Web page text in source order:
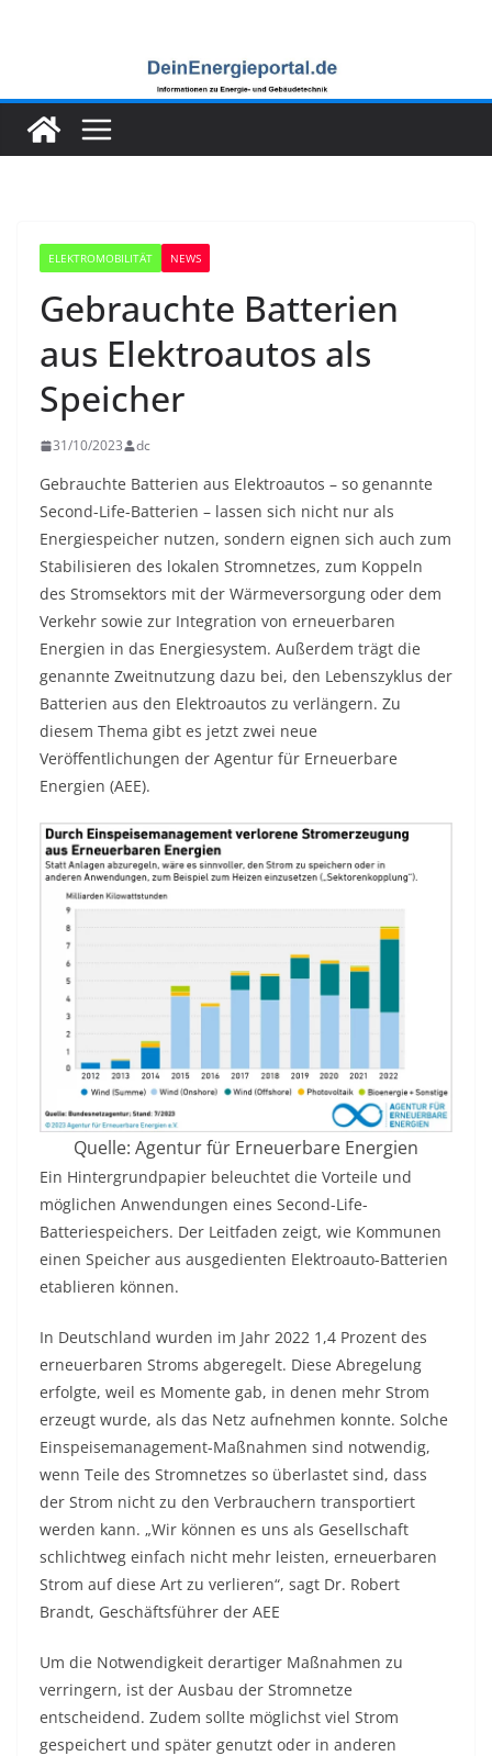
ELEKTROMOBILITÄT NEWS
Gebrauchte Batterien
aus Elektroautos als
Speicher
31/10/2023 dc
Gebrauchte Batterien aus Elektroautos – so genannte
Second-Life-Batterien – lassen sich nicht nur als
Energiespeicher nutzen, sondern eignen sich auch zum
Stabilisieren des lokalen Stromnetzes, zum Koppeln
des Stromsektors mit der Wärmeversorgung oder dem
Verkehr sowie zur Integration von erneuerbaren
Energien in das Energiesystem. Außerdem trägt die
genannte Zweitnutzung dazu bei, den Lebenszyklus der
Batterien aus den Elektroautos zu verlängern. Zu
diesem Thema gibt es jetzt zwei neue
Veröffentlichungen der Agentur für Erneuerbare
Energien (AEE).
Quelle: Agentur für Erneuerbare Energien
Ein Hintergrundpapier beleuchtet die Vorteile und
möglichen Anwendungen eines Second-Life-
Batteriespeichers. Der Leitfaden zeigt, wie Kommunen
einen Speicher aus ausgedienten Elektroauto-Batterien
etablieren können.
In Deutschland wurden im Jahr 2022 1,4 Prozent des
erneuerbaren Stroms abgeregelt. Diese Abregelung
erfolgte, weil es Momente gab, in denen mehr Strom
erzeugt wurde, als das Netz aufnehmen konnte. Solche
Einspeisemanagement-Maßnahmen sind notwendig,
wenn Teile des Stromnetzes so überlastet sind, dass
der Strom nicht zu den Verbrauchern transportiert
werden kann. „Wir können es uns als Gesellschaft
schlichtweg einfach nicht mehr leisten, erneuerbaren
Strom auf diese Art zu verlieren“, sagt Dr. Robert
Brandt, Geschäftsführer der AEE
Um die Notwendigkeit derartiger Maßnahmen zu
verringern, ist der Ausbau der Stromnetze
entscheidend. Zudem sollte möglichst viel Strom
gespeichert und später genutzt oder in anderen